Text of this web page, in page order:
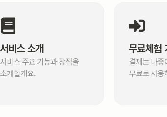
서비스 소개
서비스 주요 기능과 장점을
소개할게요.
무료체험
결제는 나
무료로 사용